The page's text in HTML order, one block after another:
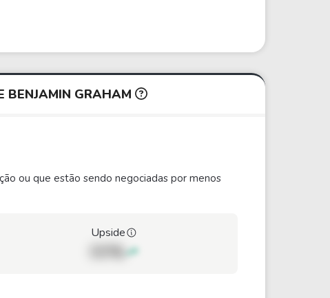
BENJAMIN GRAHAM
ou que estão sendo negociadas por menos
Upside
00%